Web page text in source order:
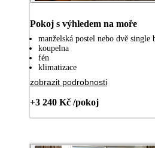
Pokoj s výhledem na moře
manželská postel nebo dvě single
koupelna
fén
klimatizace
zobrazit podrobnosti
+3 240 Kč /pokoj